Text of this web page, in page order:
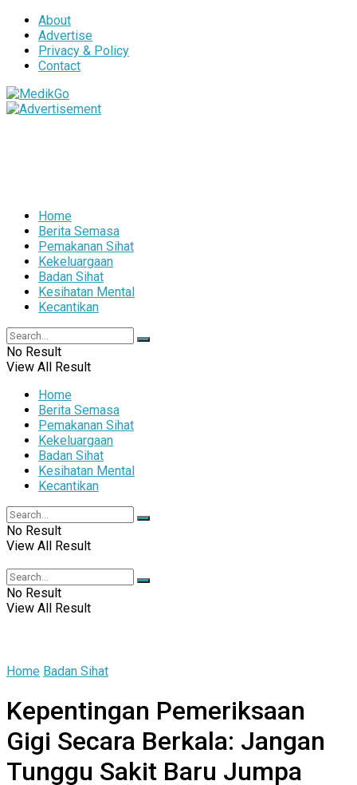
About
Advertise
Privacy & Policy
Contact
Home
Berita Semasa
Pemakanan Sihat
Kekeluargaan
Badan Sihat
Kesihatan Mental
Kecantikan
No Result
View All Result
Home
Berita Semasa
Pemakanan Sihat
Kekeluargaan
Badan Sihat
Kesihatan Mental
Kecantikan
No Result
View All Result
No Result
View All Result
Home Badan Sihat
Kepentingan Pemeriksaan
Gigi Secara Berkala: Jangan
Tunggu Sakit Baru Jumpa